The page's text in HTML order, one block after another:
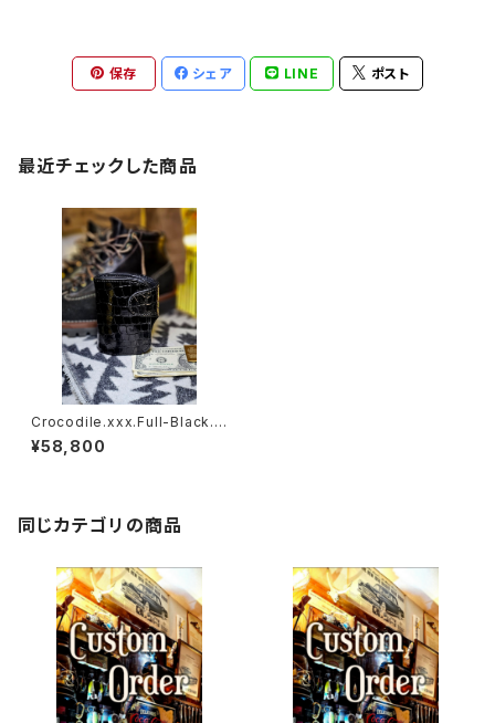
保存 シェア LINE ポスト
最近チェックした商品
Crocodile.xxx.Full-Black.E
dition// JACK.RIDE.SSW
¥58,800
同じカテゴリの商品